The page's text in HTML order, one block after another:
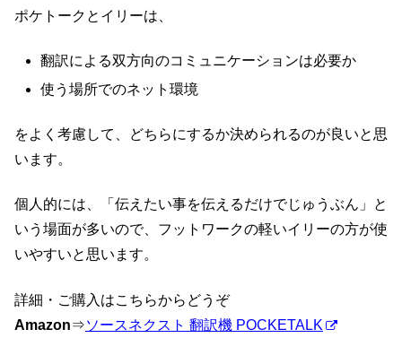
ポケトークとイリーは、
翻訳による双方向のコミュニケーションは必要か
使う場所でのネット環境
をよく考慮して、どちらにするか決められるのが良いと思
います。
個人的には、「伝えたい事を伝えるだけでじゅうぶん」と
いう場面が多いので、フットワークの軽いイリーの方が使
いやすいと思います。
詳細・ご購入はこちらからどうぞ
Amazon⇒ソースネクスト 翻訳機 POCKETALK